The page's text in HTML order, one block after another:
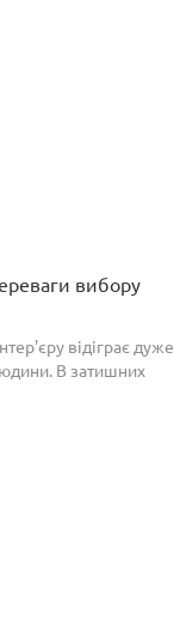
вибору
відіграє дуже
В затишних